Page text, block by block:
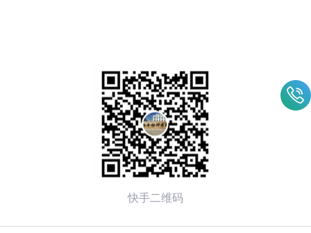
快手二维码